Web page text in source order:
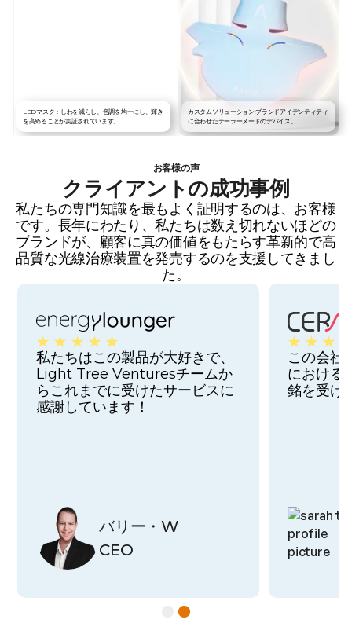
LEDマスク：しわを減らし、色調を均一にし、輝き
を高めることが実証されています。
カスタムソリューション:ブランドアイデンティティ
に合わせたテーラーメードのデバイス。
お客様の声
クライアントの成功事例
私たちの専門知識を最もよく証明するのは、お客様
です。長年にわたり、私たちは数え切れないほどの
ブランドが、顧客に真の価値をもたらす革新的で高
品質な光線治療装置を発売するのを支援してきまし
た。
私たちはこの製品が大好きで、
Light Tree Venturesチームか
らこれまでに受けたサービスに
感謝しています！
バリー・W
CEO
この会社
における
銘を受け